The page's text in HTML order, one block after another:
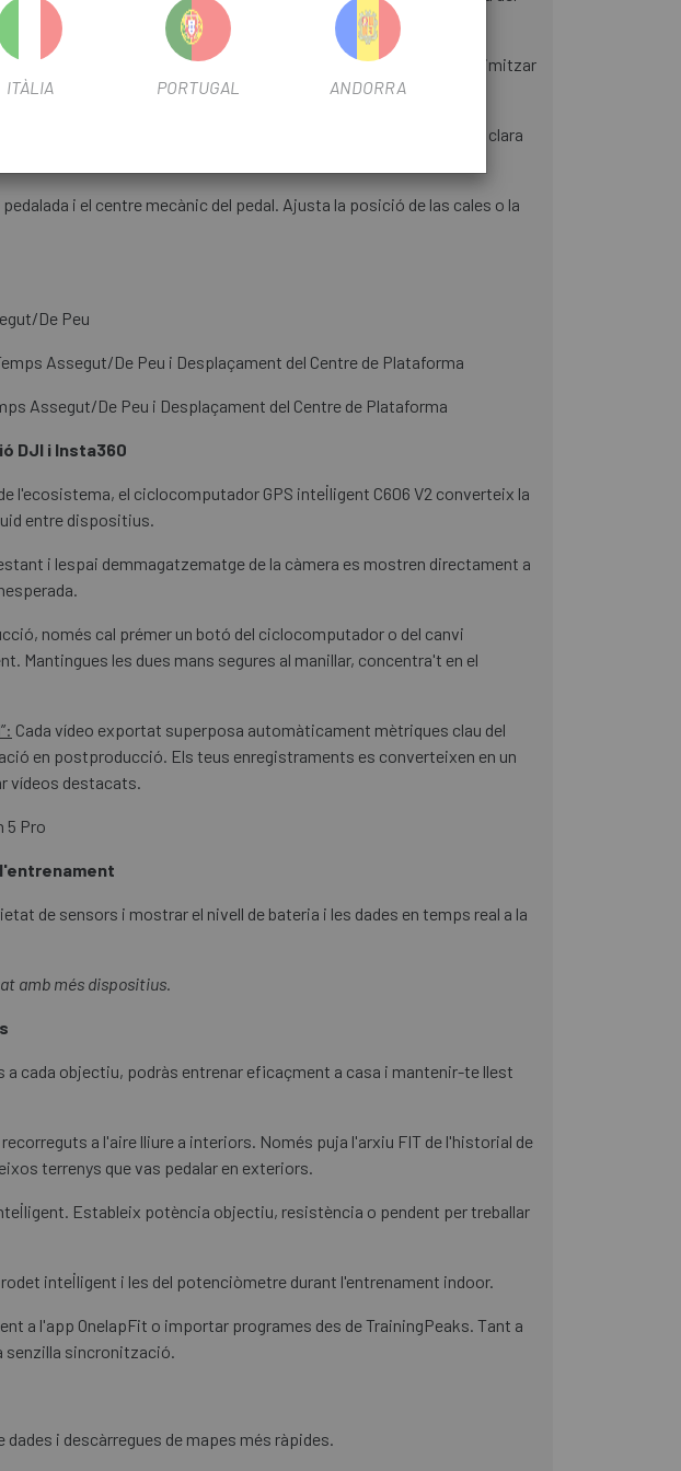
cama, ajudant-te a ajustar la teva tècnica de pedaleig per minimitzar
el temps i la potència en cada posició, oferint-te una visió clara
i el centre mecànic del pedal. Ajusta la posició de las cales o la
De Peu
Assegut/De Peu i Desplaçament del Centre de Plataforma
Assegut/De Peu i Desplaçament del Centre de Plataforma
DJI i Insta360
l'ecosistema, el ciclocomputador GPS intel·ligent C606 V2 converteix la
entre dispositius.
i lespai demmagatzematge de la càmera es mostren directament a
només cal prémer un botó del ciclocomputador o del canvi
Mantingues les dues mans segures al manillar, concentra't en el
Cada vídeo exportat superposa automàticament mètriques clau del
en postproducció. Els teus enregistraments es converteixen en un
vídeos destacats.
5 Pro
de sensors i mostrar el nivell de bateria i les dades en temps real a la
amb més dispositius.
a cada objectiu, podràs entrenar eficaçment a casa i mantenir-te llest
a l'aire lliure a interiors. Només puja l'arxiu FIT de l'historial de
terrenys que vas pedalar en exteriors.
Estableix potència objectiu, resistència o pendent per treballar
intel·ligent i les del potenciòmetre durant l'entrenament indoor.
a l'app OnelapFit o importar programes des de TrainingPeaks. Tant a
senzilla sincronització.
i descàrregues de mapes més ràpides.
ITÀLIA PORTUGAL ANDORRA